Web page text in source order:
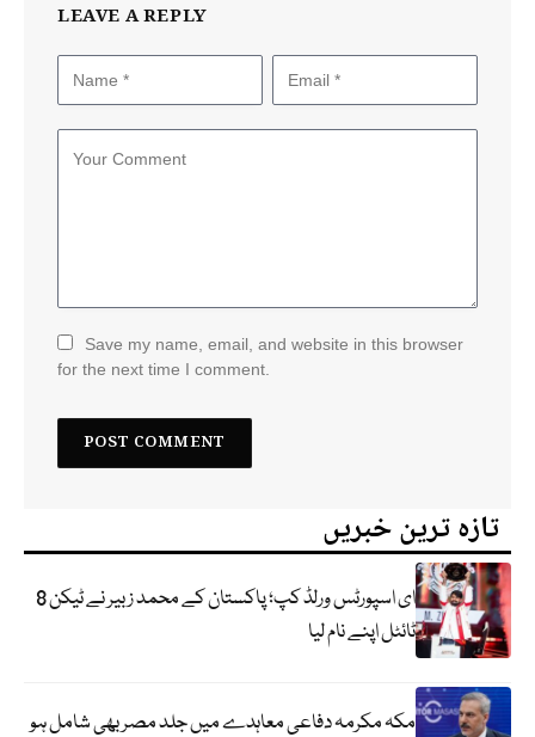
LEAVE A REPLY
Save my name, email, and website in this browser
for the next time I comment.
تازہ ترین خبریں
ای اسپورٹس ورلڈ کپ؛ پاکستان کے محمد زبیر نے ٹیکن 8
ٹائٹل اپنے نام لیا
مکہ مکرمہ دفاعی معاہدے میں جلد مصر بھی شامل ہو